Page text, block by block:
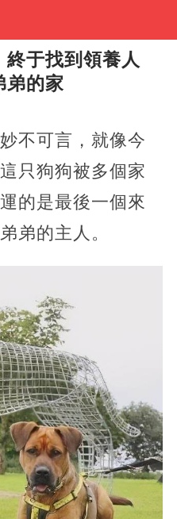
于找到領養人
弟的家
不可言，就像今
只狗狗被多個家
的是最後一個來
弟的主人。